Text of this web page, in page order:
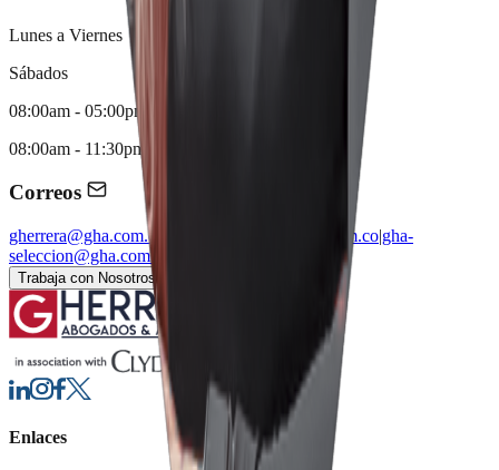
Lunes a Viernes
Sábados
08:00am - 05:00pm
08:00am - 11:30pm
Correos
gherrera@gha.com.co comunicaciones@gha.com.co|gha-
seleccion@gha.com.co
Trabaja con Nosotros
Enlaces